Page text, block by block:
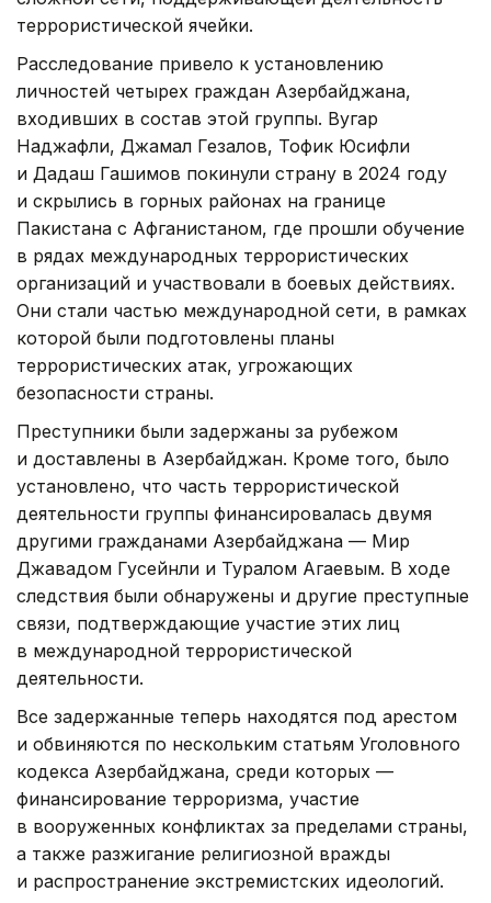
террористической ячейки.
Расследование привело к установлению
личностей четырех граждан Азербайджана,
входивших в состав этой группы. Вугар
Наджафли, Джамал Гезалов, Тофик Юсифли
и Дадаш Гашимов покинули страну в 2024 году
и скрылись в горных районах на границе
Пакистана с Афганистаном, где прошли обучение
в рядах международных террористических
организаций и участвовали в боевых действиях.
Они стали частью международной сети, в рамках
которой были подготовлены планы
террористических атак, угрожающих
безопасности страны.
Преступники были задержаны за рубежом
и доставлены в Азербайджан. Кроме того, было
установлено, что часть террористической
деятельности группы финансировалась двумя
другими гражданами Азербайджана — Мир
Джавадом Гусейнли и Туралом Агаевым. В ходе
следствия были обнаружены и другие преступные
связи, подтверждающие участие этих лиц
в международной террористической
деятельности.
Все задержанные теперь находятся под арестом
и обвиняются по нескольким статьям Уголовного
кодекса Азербайджана, среди которых —
финансирование терроризма, участие
в вооруженных конфликтах за пределами страны,
а также разжигание религиозной вражды
и распространение экстремистских идеологий.